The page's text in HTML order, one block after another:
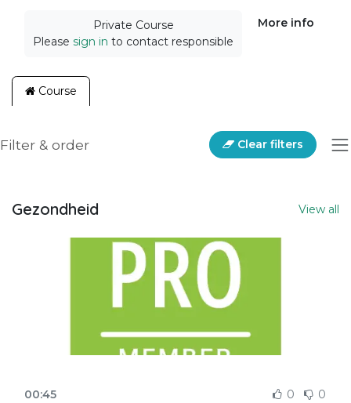
Private Course
Please sign in to contact responsible
More info
Course
Filter & order Clear filters
Gezondheid View all
00:45 0 0